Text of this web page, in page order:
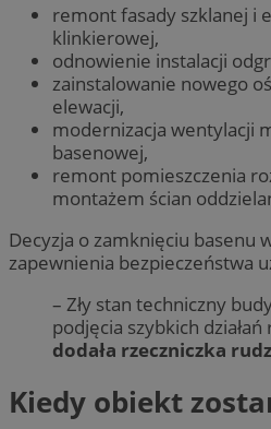
remont fasady szklanej i
klinkierowej,
odnowienie instalacji
zainstalowanie nowego
elewacji,
modernizacja wentylacji
basenowej,
remont pomieszczenia
montażem ścian
Decyzja o zamknięciu basenu
zapewnienia bezpieczeństwa
– Zły stan techniczny
podjęcia szybkich
dodała rzeczniczka
Kiedy obiekt